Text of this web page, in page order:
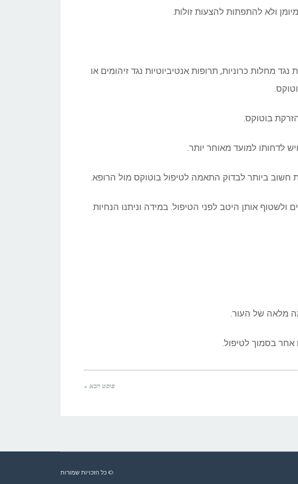
ולא להתפתות להצעות זולות.
מחלות כרוניות, תרופות אנטיביוטיות נגד זיהומים או
בוטוקס.
לדחותו למועד מאוחר יותר.
חשוב ביותר לבדוק התאמה לטיפול בוטוקס מול הרופא.
אותן היטב לפני הטיפול. במידה וניתנו הנחיות
מלאה של העור.
אחר בסמוך לטיפול.
פוסט הבא »
© כל הזכויות שמורות